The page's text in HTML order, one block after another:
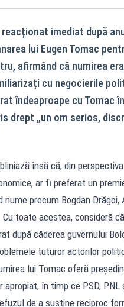
reacționat imediat după
lui Eugen Tomac
afirmând că numirea
cu negocierile
îndeaproape cu Tomac
drept „un om serios,
însă că, din perspectiva
ar fi preferat un
nume precum Bogdan Drăgoi,
Cu toate acestea, consideră
după căderea guvernului
tuturor actorilor
lui Tomac oferă
apropiat, în timp ce PSD, PNL
de a susține reciproc